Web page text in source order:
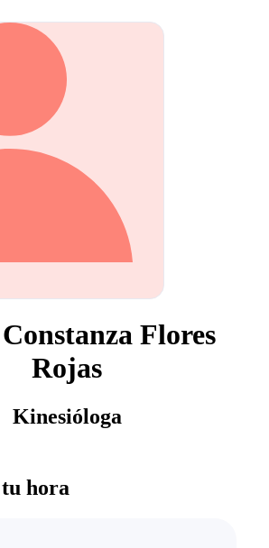
Flores
Rojas
Kinesióloga
hora